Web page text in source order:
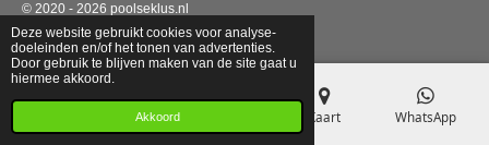
Deze website gebruikt cookies voor analyse-
doeleinden en/of het tonen van advertenties.
Door gebruik te blijven maken van de site gaat u
hiermee akkoord.
Akkoord
© 2020 - 2026 poolseklus.nl
Powered byJouwWeb
Telefoonnummer Kaart WhatsApp